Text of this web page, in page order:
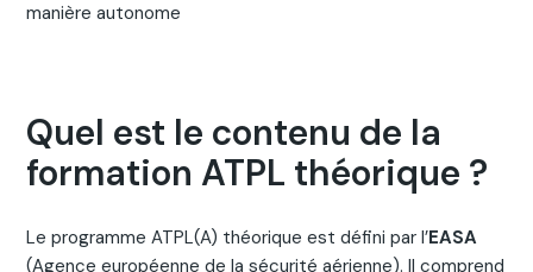
manière autonome
Quel est le contenu de la
formation ATPL théorique ?
Le programme ATPL(A) théorique est défini par l’EASA
(Agence européenne de la sécurité aérienne). Il comprend